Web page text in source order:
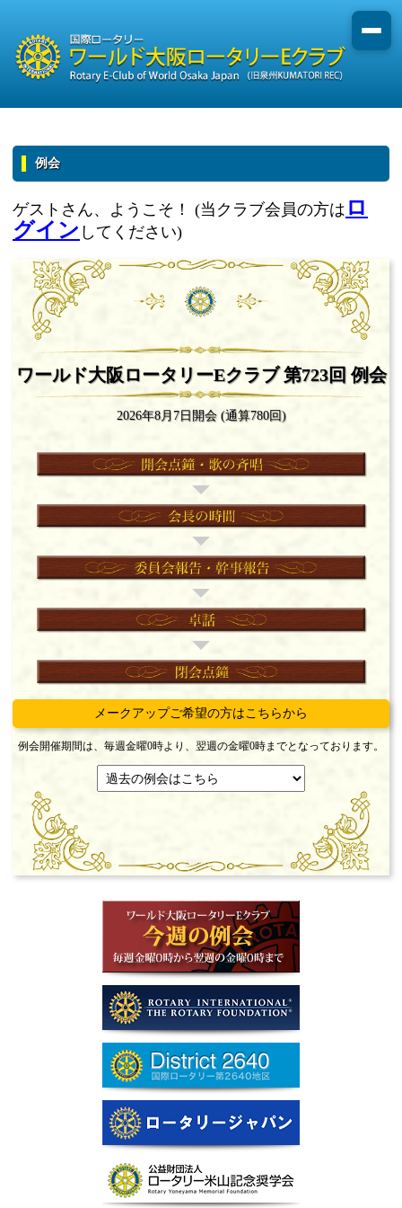
例会
ゲストさん、ようこそ！ (当クラブ会員の方は ロ
グイン してください)
ワールド大阪ロータリーEクラブ 第723回 例会
2026年8月7日開会 (通算780回)
メークアップご希望の方はこちらから
例会開催期間は、毎週金曜0時より、翌週の金曜0時までとなっております。